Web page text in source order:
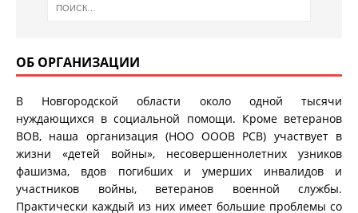
ОБ ОРГАНИЗАЦИИ
В Новгородской области около одной тысячи
нуждающихся в социальной помощи. Кроме ветеранов
ВОВ, наша организация (НОО ОООВ РСВ) участвует в
жизни «детей войны», несовершеннолетних узников
фашизма, вдов погибших и умерших инвалидов и
участников войны, ветеранов военной службы.
Практически каждый из них имеет большие проблемы со